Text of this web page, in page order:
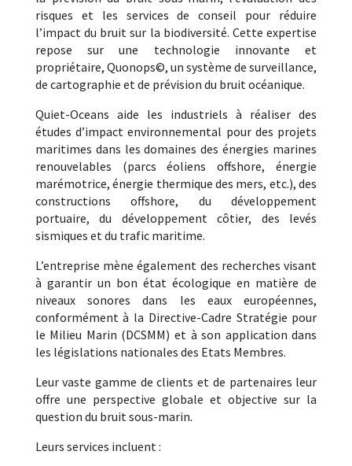
risques et les services de conseil pour réduire
l’impact du bruit sur la biodiversité. Cette expertise
repose sur une technologie innovante et
propriétaire, Quonops©, un système de surveillance,
de cartographie et de prévision du bruit océanique.
Quiet-Oceans aide les industriels à réaliser des
études d’impact environnemental pour des projets
maritimes dans les domaines des énergies marines
renouvelables (parcs éoliens offshore, énergie
marémotrice, énergie thermique des mers, etc.), des
constructions offshore, du développement
portuaire, du développement côtier, des levés
sismiques et du trafic maritime.
L’entreprise mène également des recherches visant
à garantir un bon état écologique en matière de
niveaux sonores dans les eaux européennes,
conformément à la Directive-Cadre Stratégie pour
le Milieu Marin (DCSMM) et à son application dans
les législations nationales des Etats Membres.
Leur vaste gamme de clients et de partenaires leur
offre une perspective globale et objective sur la
question du bruit sous-marin.
Leurs services incluent :